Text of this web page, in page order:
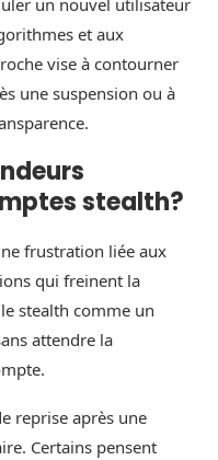
un nouvel utilisateur
et aux
vise à contourner
une suspension ou à
stealth?
frustration liée aux
qui freinent la
stealth comme un
attendre la
reprise après une
Certains pensent